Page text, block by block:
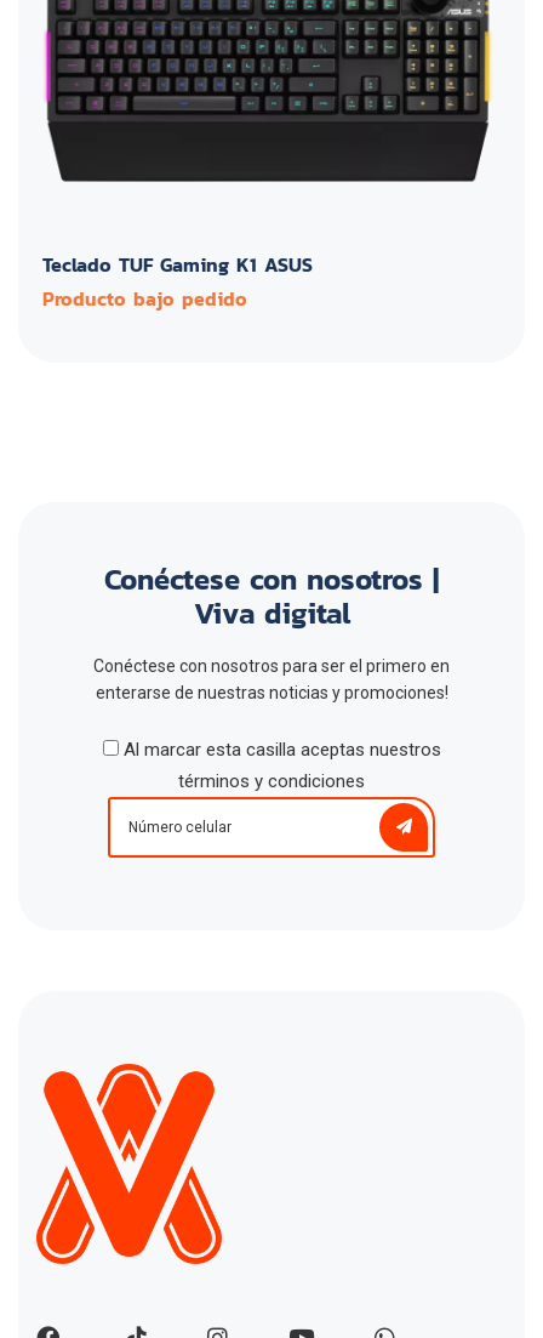
Teclado TUF Gaming K1 ASUS
Producto bajo pedido
Conéctese con nosotros |
Viva digital
Conéctese con nosotros para ser el primero en
enterarse de nuestras noticias y promociones!
Al marcar esta casilla aceptas nuestros
términos y condiciones